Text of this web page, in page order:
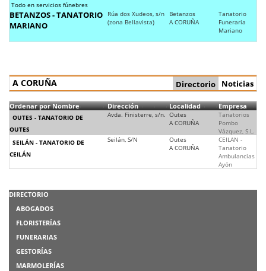
Todo en servicios fúnebres
BETANZOS - TANATORIO
MARIANO
Rúa dos Xudeos, s/n
(zona Bellavista)
Betanzos
A CORUÑA
Tanatorio
Funeraria
Mariano
A CORUÑA Directorio Noticias
Ordenar por Nombre Dirección Localidad Empresa
OUTES - TANATORIO DE
OUTES
Avda. Finisterre, s/n. Outes
A CORUÑA
Tanatorios
Pombo
Vázquez, S.L.
SEILÁN - TANATORIO DE
CEILÁN
Seilán, S/N
Outes
A CORUÑA
CEILAN -
Tanatorio
Ambulancias
Ayón
DIRECTORIO
ABOGADOS
FLORISTERÍAS
FUNERARIAS
GESTORÍAS
MARMOLERÍAS